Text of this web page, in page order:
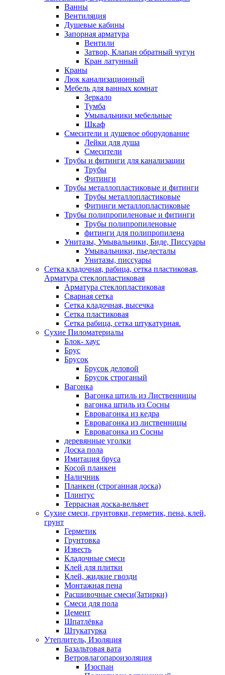
Ванны
Вентиляция
Душевые кабины
Запорная арматура
Вентили
Затвор, Клапан обратный чугун
Кран латунный
Краны
Люк канализационный
Мебель для ванных комнат
Зеркало
Тумба
Умывальники мебельные
Шкаф
Смесители и душевое оборудование
Лейки для душа
Смесители
Трубы и фитинги для канализации
Трубы
Фитинги
Трубы металлопластиковые и фитинги
Трубы металлопластиковые
Фитинги металлопластиковые
Трубы полипропиленовые и фитинги
Трубы полипропиленовые
фитинги для полипропилена
Унитазы, Умывальники, Биде, Писсуары
Умывальники, пьедесталы
Унитазы, писсуары
Сетка кладочная, рабица, сетка пластиковая,
Арматура стеклопластиковая
Арматура стеклопластиковая
Сварная сетка
Сетка кладочная, высечка
Сетка пластиковая
Сетка рабица, сетка штукатурная.
Сухие Пиломатериалы
Блок- хаус
Брус
Брусок
Брусок деловой
Брусок строганый
Вагонка
Вагонка штиль из Лиственницы
вагонка штиль из Сосны
Евровагонка из кедра
Евровагонка из лиственницы
Евровагонка из Сосны
деревянные уголки
Доска пола
Имитация бруса
Косой планкен
Наличник
Планкен (строганная доска)
Плинтус
Террасная доска-вельвет
Сухие смеси, грунтовки, герметик, пена, клей,
грунт
Герметик
Грунтовка
Известь
Кладочные смеси
Клей для плитки
Клей, жидкие гвозди
Монтажная пена
Расшивочные смеси(Затирки)
Смеси для пола
Цемент
Шпатлёвка
Штукатурка
Утеплитель, Изоляция
Базальтовая вата
Ветровлагопароизоляция
Изоспан